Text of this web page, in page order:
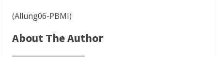
(Allung06-PBMI)
About The Author